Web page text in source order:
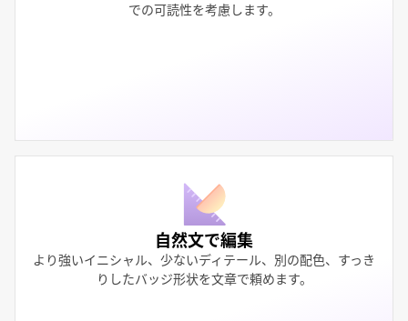
での可読性を考慮します。
自然文で編集
より強いイニシャル、少ないディテール、別の配色、すっき
りしたバッジ形状を文章で頼めます。